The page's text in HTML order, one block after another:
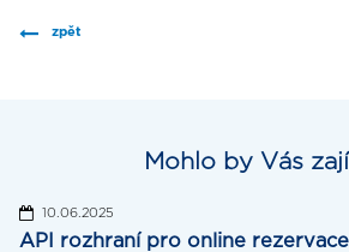
zpět
Mohlo by Vás
10.06.2025
API rozhraní pro online